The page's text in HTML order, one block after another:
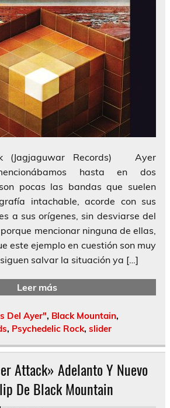
(Jagjaguwar Records) Ayer
hasta en dos
pocas las bandas que suelen
intachable, acorde con sus
a sus orígenes, sin desviarse del
mencionar ninguna de ellas,
este ejemplo en cuestión son muy
salvar la situación ya […]
Leer más
Del Ayer", Black Mountain,
, Psychedelic Rock, slider
Attack» Adelanto Y Nuevo
De Black Mountain